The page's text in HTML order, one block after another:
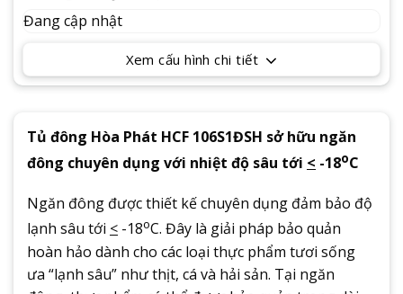
Tủ đông Hòa Phát HCF 106S1ĐSH sở hữu ngăn
đông chuyên dụng với nhiệt độ sâu tới < -18oC
Ngăn đông được thiết kế chuyên dụng đảm bảo độ
lạnh sâu tới < -18oC. Đây là giải pháp bảo quản
hoàn hảo dành cho các loại thực phẩm tươi sống
ưa “lạnh sâu” như thịt, cá và hải sản. Tại ngăn
Đang cập nhật
Xem cấu hình chi tiết